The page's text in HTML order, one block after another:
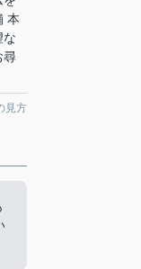
本
な
尋
見方